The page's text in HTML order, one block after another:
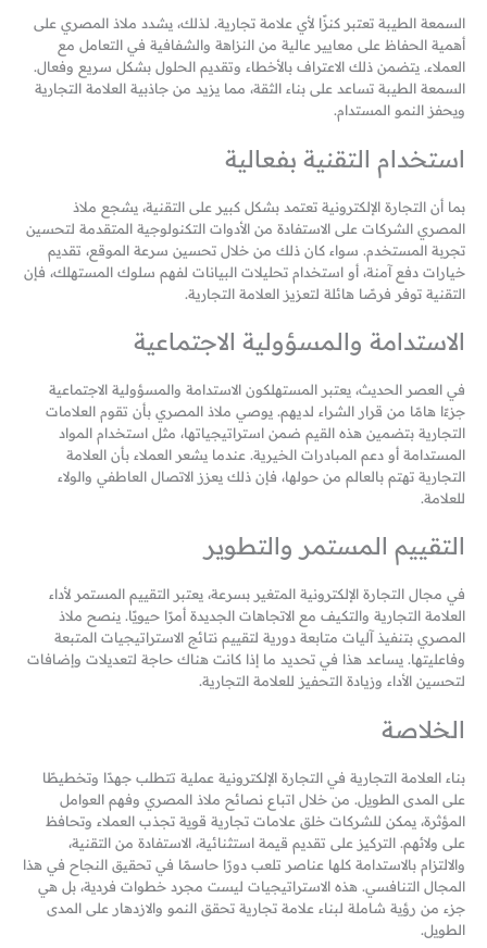
السمعة الطيبة تعتبر كنزًا لأي علامة تجارية. لذلك، يشدد ملاذ المصري على
أهمية الحفاظ على معايير عالية من النزاهة والشفافية في التعامل مع
العملاء. يتضمن ذلك الاعتراف بالأخطاء وتقديم الحلول بشكل سريع وفعال.
السمعة الطيبة تساعد على بناء الثقة، مما يزيد من جاذبية العلامة التجارية
ويحفز النمو المستدام.
استخدام التقنية بفعالية
بما أن التجارة الإلكترونية تعتمد بشكل كبير على التقنية، يشجع ملاذ
المصري الشركات على الاستفادة من الأدوات التكنولوجية المتقدمة لتحسين
تجربة المستخدم. سواء كان ذلك من خلال تحسين سرعة الموقع، تقديم
خيارات دفع آمنة، أو استخدام تحليلات البيانات لفهم سلوك المستهلك، فإن
التقنية توفر فرصًا هائلة لتعزيز العلامة التجارية.
الاستدامة والمسؤولية الاجتماعية
في العصر الحديث، يعتبر المستهلكون الاستدامة والمسؤولية الاجتماعية
جزءًا هامًا من قرار الشراء لديهم. يوصي ملاذ المصري بأن تقوم العلامات
التجارية بتضمين هذه القيم ضمن استراتيجياتها، مثل استخدام المواد
المستدامة أو دعم المبادرات الخيرية. عندما يشعر العملاء بأن العلامة
التجارية تهتم بالعالم من حولها، فإن ذلك يعزز الاتصال العاطفي والولاء
للعلامة.
التقييم المستمر والتطوير
في مجال التجارة الإلكترونية المتغير بسرعة، يعتبر التقييم المستمر لأداء
العلامة التجارية والتكيف مع الاتجاهات الجديدة أمرًا حيويًا. ينصح ملاذ
المصري بتنفيذ آليات متابعة دورية لتقييم نتائج الاستراتيجيات المتبعة
وفاعليتها. يساعد هذا في تحديد ما إذا كانت هناك حاجة لتعديلات وإضافات
لتحسين الأداء وزيادة التحفيز للعلامة التجارية.
الخلاصة
بناء العلامة التجارية في التجارة الإلكترونية عملية تتطلب جهدًا وتخطيطًا
على المدى الطويل. من خلال اتباع نصائح ملاذ المصري وفهم العوامل
المؤثرة، يمكن للشركات خلق علامات تجارية قوية تجذب العملاء وتحافظ
على ولائهم. التركيز على تقديم قيمة استثنائية، الاستفادة من التقنية،
والالتزام بالاستدامة كلها عناصر تلعب دورًا حاسمًا في تحقيق النجاح في هذا
المجال التنافسي. هذه الاستراتيجيات ليست مجرد خطوات فردية، بل هي
جزء من رؤية شاملة لبناء علامة تجارية تحقق النمو والازدهار على المدى
الطويل.